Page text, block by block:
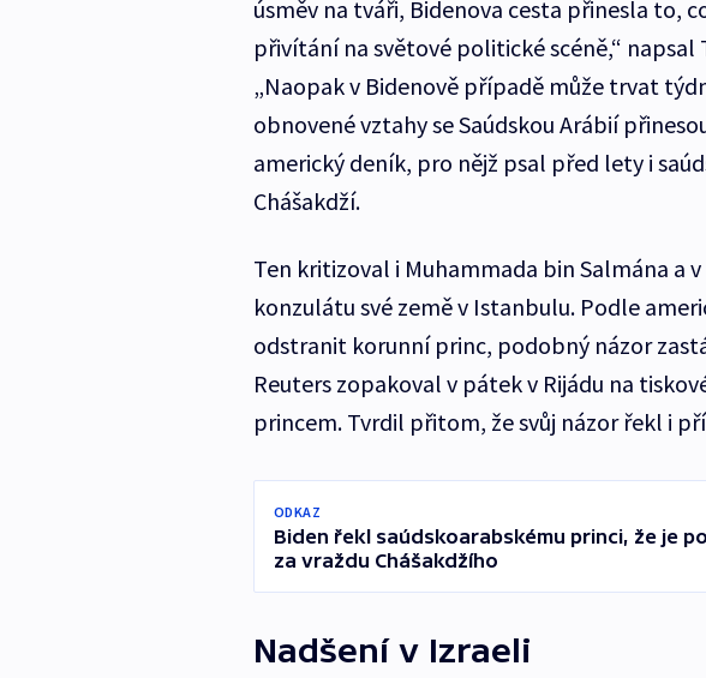
úsměv na tváři, Bidenova cesta přinesla to,
přivítání na světové politické scéně,“ napsal
„Naopak v Bidenově případě může trvat
obnovené vztahy se Saúdskou Arábií
americký deník, pro nějž psal před lety i
Chášakdží.
Ten kritizoval i Muhammada bin Salmána a
konzulátu své země v Istanbulu. Podle
odstranit korunní princ, podobný názor
Reuters zopakoval v pátek v Rijádu na
princem. Tvrdil přitom, že svůj názor řekl i
ODKAZ
Biden řekl saúdskoarabskému princi, že je
za vraždu Chášakdžího
Nadšení v Izraeli